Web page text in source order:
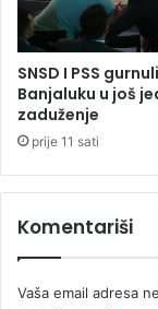
o
j
o
s
a
d
n
r
SNSD I PSS gurnuli
Banjaluku u još
zaduženje
prije 11 sati
Komentariši
Vaša email adresa